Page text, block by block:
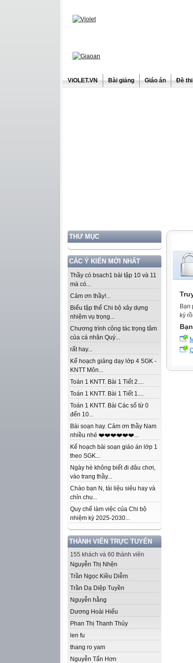
ViOLET.VN Bài giảng Giáo án Đề
THƯ MỤC
CÁC Ý KIẾN MỚI NHẤT
Thầy có bsach1 bài tập 10 và 11
mà có...
Cảm ơn thầy!...
Biểu tập thể Chi bộ xây dựng
nhiệm vụ trọng...
Chương trình công tác trọng tâm
của cá nhân Quý...
rất hay...
Kế hoạch giảng dạy lớp 4 SGK -
KNTT Môn...
Toán 1 KNTT. Bài 1 Tiết 2....
Toán 1 KNTT. Bài 1 Tiết 1....
Toán 1 KNTT. Bài Các số từ 0
đến 10...
Bài soạn hay. Cảm ơn thầy Nam
nhiều nhé ❤️❤️❤️❤️❤️❤️...
Kế hoạch bài soạn giáo án lớp 1
theo SGK...
Ngày hè không biết đi đâu chơi,
vào trang thầy...
Chào bạn N, tài liệu siêu hay và
chỉn chu...
Quy chế làm việc của Chi bộ
nhiệm kỳ 2025-2030...
THÀNH VIÊN TRỰC TUYẾN
155 khách và 60 thành viên
Nguyễn Thị Nhện
Trần Ngọc Kiều Diễm
Trần Dạ Diệp Tuyền
Nguyễn hằng
Dương Hoài Hiếu
Phan Thị Thanh Thủy
len fu
thang ro yam
Nguyễn Tấn Hơn
Bạn
ký